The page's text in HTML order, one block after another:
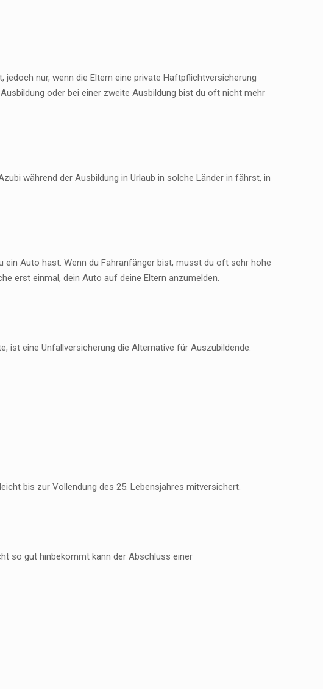
nur, wenn die Eltern eine private Haftpflichtversicherung
oder bei einer zweite Ausbildung bist du oft nicht mehr
während der Ausbildung in Urlaub in solche Länder in fährst, in
Auto hast. Wenn du Fahranfänger bist, musst du oft sehr hohe
erst einmal, dein Auto auf deine Eltern anzumelden.
ist eine Unfallversicherung die Alternative für Auszubildende.
bis zur Vollendung des 25. Lebensjahres mitversichert.
so gut hinbekommt kann der Abschluss einer